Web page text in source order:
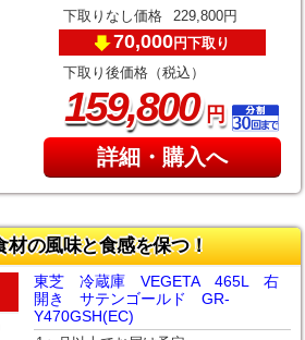
下取りなし価格 229,800円
70,000円下取り
下取り後価格（税込）
159,800円
詳細・購入へ
材の風味と食感を保つ！
東芝 冷蔵庫 VEGETA 465L 右
開き サテンゴールド GR-
Y470GSH(EC)